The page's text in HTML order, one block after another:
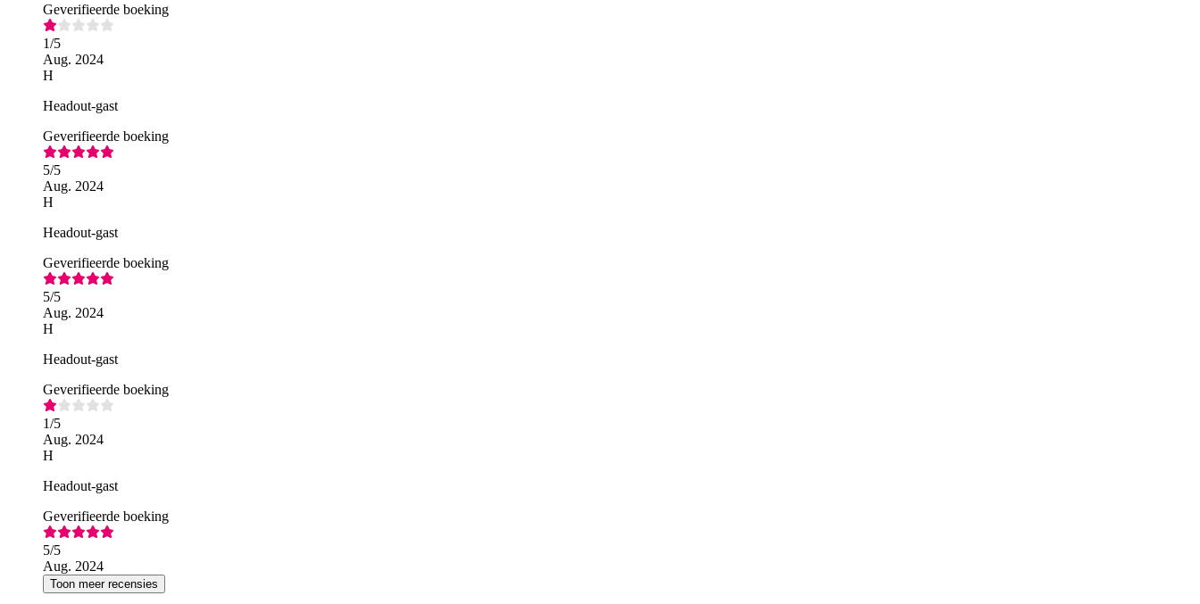
Geverifieerde boeking
1/5
Aug. 2024
H
Headout-gast
Geverifieerde boeking
5/5
Aug. 2024
H
Headout-gast
Geverifieerde boeking
5/5
Aug. 2024
H
Headout-gast
Geverifieerde boeking
1/5
Aug. 2024
H
Headout-gast
Geverifieerde boeking
5/5
Aug. 2024
Toon meer recensies